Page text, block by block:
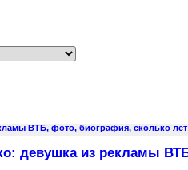
девушка из рекламы